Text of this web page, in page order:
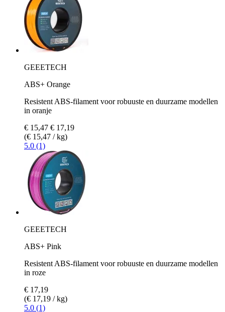
GEEETECH
ABS+ Orange
Resistent ABS-filament voor robuuste en duurzame modellen
in oranje
€ 15,47 € 17,19
(€ 15,47 / kg)
5.0 (1)
GEEETECH
ABS+ Pink
Resistent ABS-filament voor robuuste en duurzame modellen
in roze
€ 17,19
(€ 17,19 / kg)
5.0 (1)